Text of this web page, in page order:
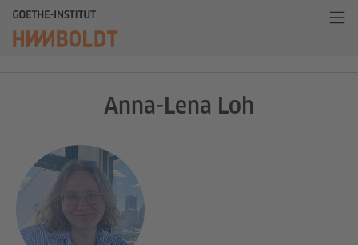
Anna-Lena Loh